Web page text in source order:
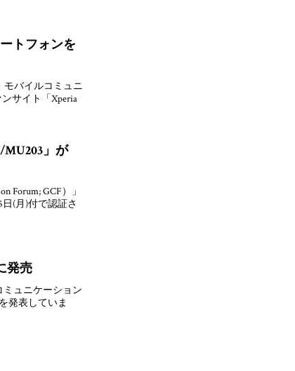
トフォンを
モバイルコミュニ
ンサイト「Xperia
」が
Forum; GCF）」
(月)付で認証さ
発売
ュニケーション
発表していま